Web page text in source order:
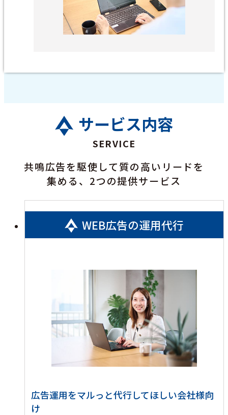
サービス内容
SERVICE
共鳴広告を駆使して質の高いリードを
集める、2つの提供サービス
WEB広告の運用代行
広告運用をマルっと代行してほしい会社様向
け